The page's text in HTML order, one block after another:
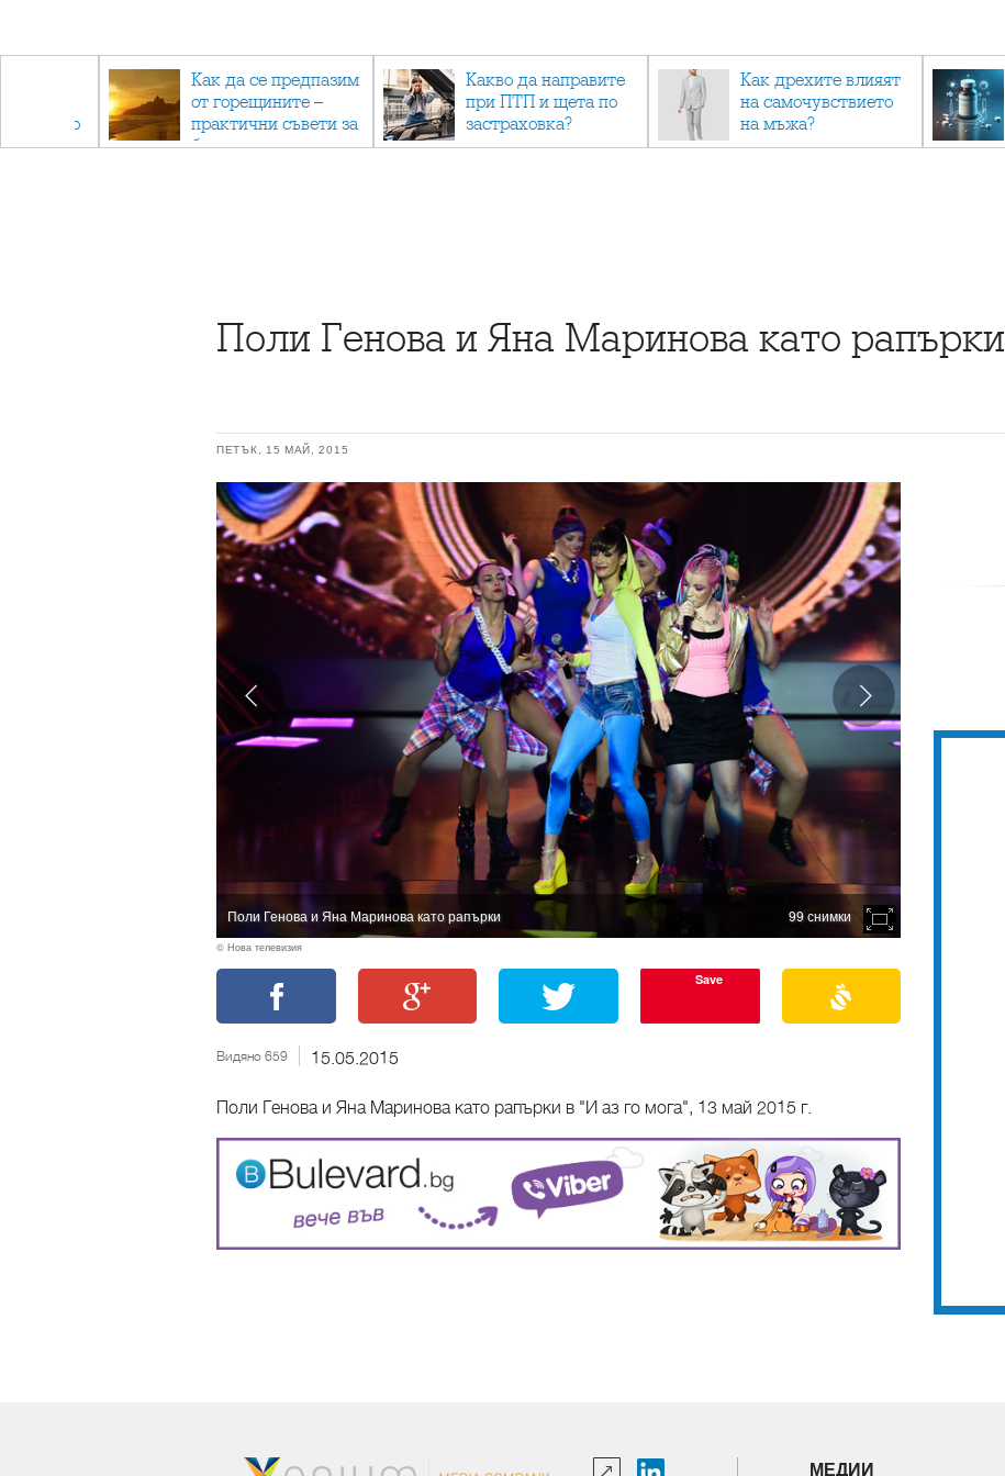
отново
Как да се предпазим
от горещините –
практични съвети за
безопасно лято
Какво да направите
при ПТП и щета по
застраховка?
Как дрехите влияят
на самочувствието
на мъжа?
Поли Генова и Яна Маринова като рапърки
ПЕТЪК, 15 МАЙ, 2015
Поли Генова и Яна Маринова като рапърки 99 снимки
© Нова телевизия
Save
Видяно 659 15.05.2015
Поли Генова и Яна Маринова като рапърки в "И аз го мога", 13 май 2015 г.
МЕДИИ